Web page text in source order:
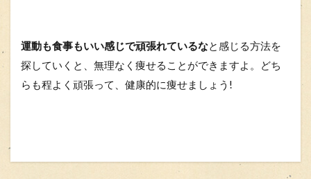
運動も食事もいい感じで頑張れているなと感じる方法を
探していくと、無理なく痩せることができますよ。
どち
らも程よく頑張って、健康的に痩せましょう!